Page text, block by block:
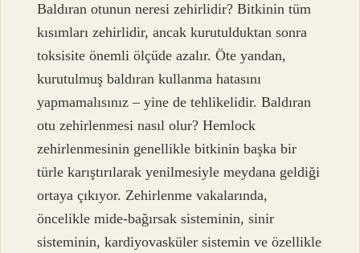
Baldıran otunun neresi zehirlidir? Bitkinin tüm
kısımları zehirlidir, ancak kurutulduktan sonra
toksisite önemli ölçüde azalır. Öte yandan,
kurutulmuş baldıran kullanma hatasını
yapmamalısınız – yine de tehlikelidir. Baldıran
otu zehirlenmesi nasıl olur? Hemlock
zehirlenmesinin genellikle bitkinin başka bir
türle karıştırılarak yenilmesiyle meydana geldiği
ortaya çıkıyor. Zehirlenme vakalarında,
öncelikle mide-bağırsak sisteminin, sinir
sisteminin, kardiyovasküler sistemin ve özellikle